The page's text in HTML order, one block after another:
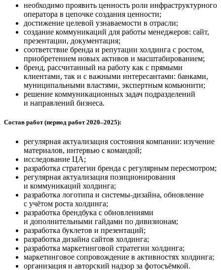
необходимо проявить ценность роли инфраструктурного
оператора в цепочке создания ценности;
достижение целевой узнаваемости в отрасли;
создание коммуникаций для работы менеджеров: сайт,
презентации, документация;
соответствие бренда и репутации холдинга с ростом,
приобретением новых активов и масштабированием;
бренд, рассчитанный на работу как с прямыми
клиентами, так и с важными интересантами: банками,
муниципальными властями, экспертным комьюнити;
решение коммуникационных задач подразделений
и направлений бизнеса.
Состав работ (период работ 2020–2025):
регулярная актуализация состояния компании: изучение
материалов, интервью с командой;
исследование ЦА;
разработка стратегии бренда с регулярным пересмотром;
регулярная актуализация позиционирования
и коммуникаций холдинга;
разработка логотипа и системы-дизайна, обновление
с учётом роста холдинга;
разработка брендбука с обновлениями
и дополнительными гайдами по дивизионам;
разработка буклетов и презентаций;
разработка дизайна сайтов холдинга;
разработка маркетинговой стратегии холдинга;
маркетинговое сопровождение в активностях холдинга;
организация и авторский надзор за фотосъёмкой.